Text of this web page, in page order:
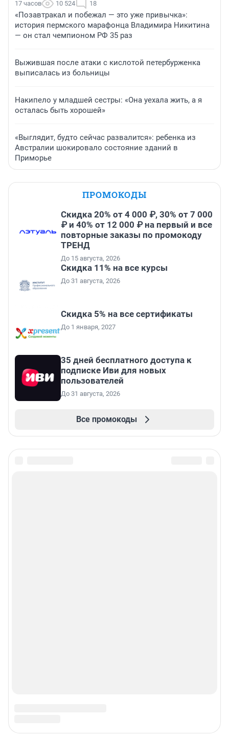
17 часов 10 524 18
«Позавтракал и побежал — это уже привычка»:
история пермского марафонца Владимира Никитина
— он стал чемпионом РФ 35 раз
Выжившая после атаки с кислотой петербурженка
выписалась из больницы
Накипело у младшей сестры: «Она уехала жить, а я
осталась быть хорошей»
«Выглядит, будто сейчас развалится»: ребенка из
Австралии шокировало состояние зданий в
Приморье
ПРОМОКОДЫ
Скидка 20% от 4 000 ₽, 30% от 7 000
₽ и 40% от 12 000 ₽ на первый и все
повторные заказы по промокоду
ТРЕНД
До 15 августа, 2026
Скидка 11% на все курсы
До 31 августа, 2026
Скидка 5% на все сертификаты
До 1 января, 2027
35 дней бесплатного доступа к
подписке Иви для новых
пользователей
До 31 августа, 2026
Все промокоды